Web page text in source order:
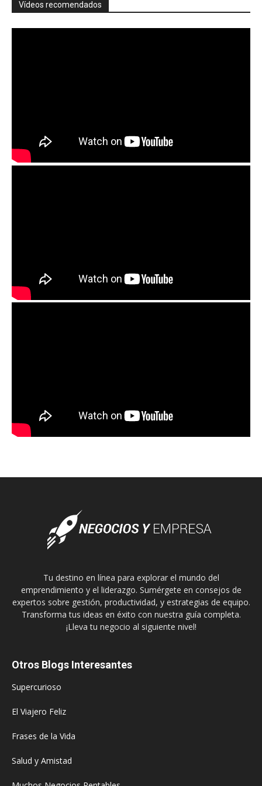
Vídeos recomendados
Tu destino en línea para explorar el mundo del
emprendimiento y el liderazgo. Sumérgete en consejos de
expertos sobre gestión, productividad, y estrategias de equipo.
Transforma tus ideas en éxito con nuestra guía completa.
¡Lleva tu negocio al siguiente nivel!
Otros Blogs Interesantes
Supercurioso
El Viajero Feliz
Frases de la Vida
Salud y Amistad